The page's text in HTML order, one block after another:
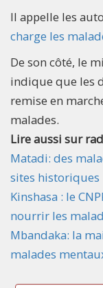
Il appelle les
charge les
De son côté, le
indique que les
remise en
malades.
Lire aussi sur
Matadi: des
sites historiques
Kinshasa : le
nourrir les
Mbandaka: la
malades